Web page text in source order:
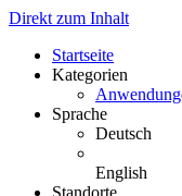
Direkt zum Inhalt
Startseite
Kategorien
Sprache
Deutsch
English
Standorte